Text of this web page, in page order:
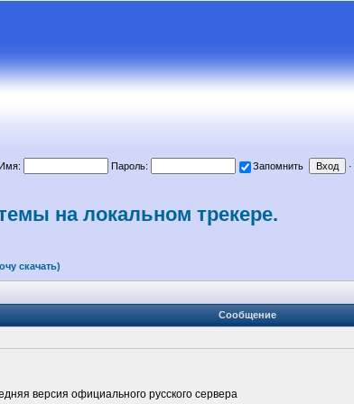
Пароль: Запомнить ·
на локальном трекере.
скачать)
Сообщение
версия официального русского сервера